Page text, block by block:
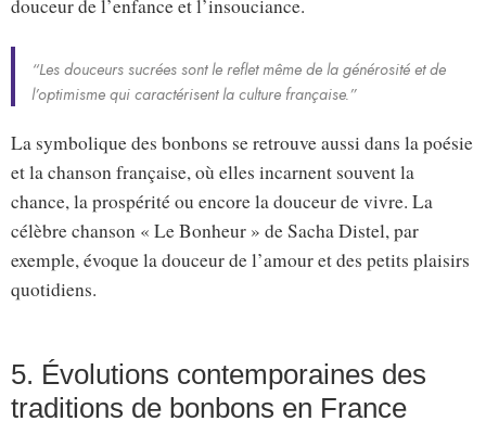
douceur de l’enfance et l’insouciance.
“Les douceurs sucrées sont le reflet même de la générosité et de
l’optimisme qui caractérisent la culture française.”
La symbolique des bonbons se retrouve aussi dans la poésie
et la chanson française, où elles incarnent souvent la
chance, la prospérité ou encore la douceur de vivre. La
célèbre chanson « Le Bonheur » de Sacha Distel, par
exemple, évoque la douceur de l’amour et des petits plaisirs
quotidiens.
5. Évolutions contemporaines des
traditions de bonbons en France